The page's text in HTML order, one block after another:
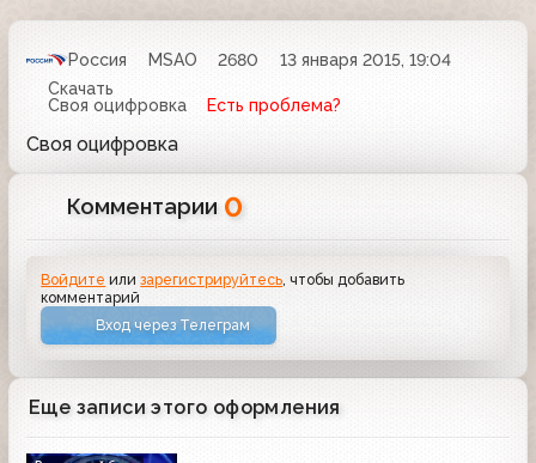
Россия MSAO 2680
13 января 2015, 19:04
Скачать
Своя оцифровка
Есть проблема?
Своя оцифровка
Комментарии 0
Войдите илизарегистрируйтесь, чтобы добавить
комментарий
Вход через Телеграм
Еще записи этого оформления